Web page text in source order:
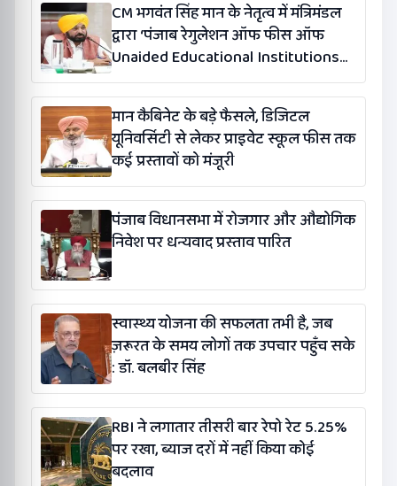
CM भगवंत सिंह मान के नेतृत्व में मंत्रिमंडल
द्वारा ‘पंजाब रेगुलेशन ऑफ फीस ऑफ
Unaided Educational Institutions
(संशोधन) विधेयक-2026’ पास
मान कैबिनेट के बड़े फैसले, डिजिटल
यूनिवर्सिटी से लेकर प्राइवेट स्कूल फीस तक
कई प्रस्तावों को मंजूरी
पंजाब विधानसभा में रोजगार और औद्योगिक
निवेश पर धन्यवाद प्रस्ताव पारित
स्वास्थ्य योजना की सफलता तभी है, जब
ज़रूरत के समय लोगों तक उपचार पहुँच सके
: डॉ. बलबीर सिंह
RBI ने लगातार तीसरी बार रेपो रेट 5.25%
पर रखा, ब्याज दरों में नहीं किया कोई
बदलाव